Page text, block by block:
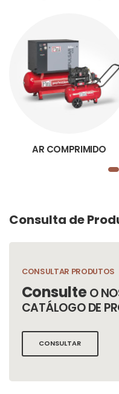
AR COMPRIMIDO
Consulta de
CONSULTAR PRODUTOS
ConsulteO
CATÁLOGO DE
CONSULTAR